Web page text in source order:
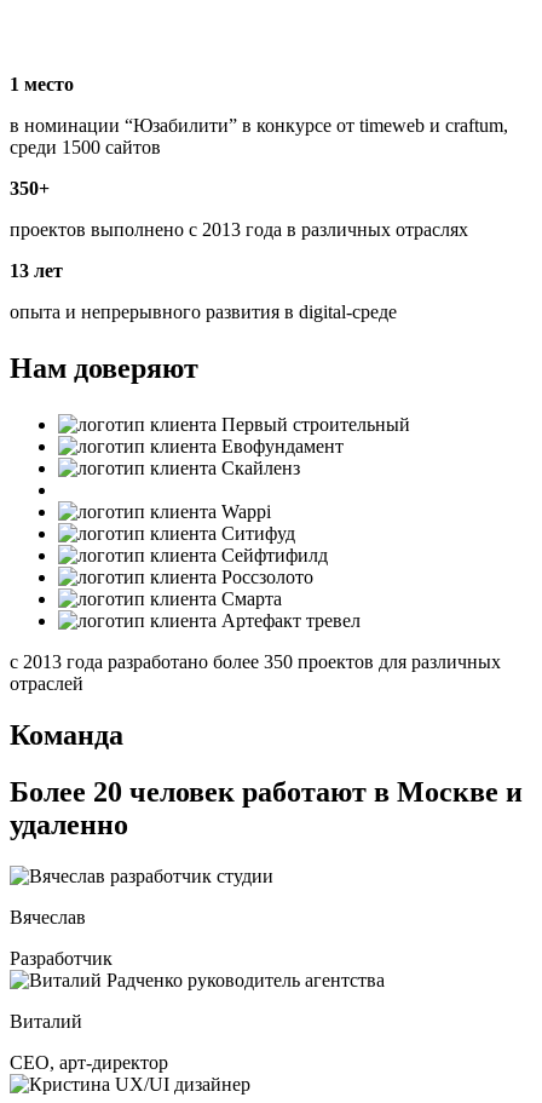
1 место
в номинации “Юзабилити” в конкурсе от timeweb и craftum,
среди 1500 сайтов
350+
проектов выполнено с 2013 года в различных отраслях
13 лет
опыта и непрерывного развития в digital-среде
Нам доверяют
с 2013 года разработано более 350 проектов для различных
отраслей
Команда
Более 20 человек работают в Москве и
удаленно
Вячеслав
Разработчик
Виталий
СЕО, арт-директор